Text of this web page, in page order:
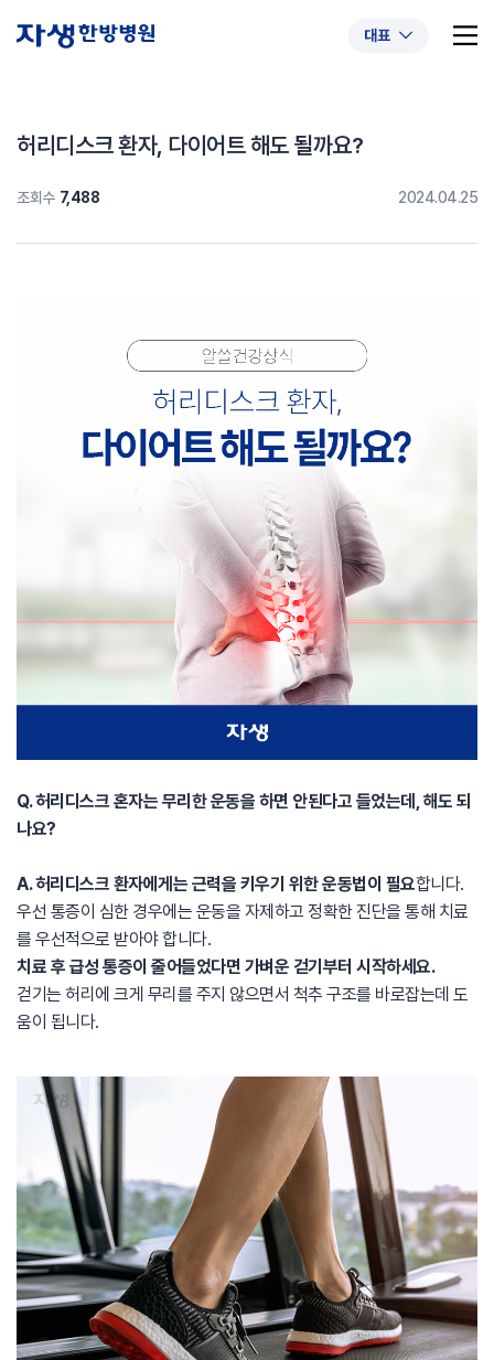
대표
추천 검색어
#교통사고후유증 #허리디스크 #목디스크
허리디스크 환자, 다이어트 해도 될까요?
조회수 7,488 2024.04.25
Q. 허리디스크 혼자는 무리한 운동을 하면 안된다고 들었는데, 해도 되
나요?
A. 허리디스크 환자에게는 근력을 키우기 위한 운동법이 필요합니다.
우선 통증이 심한 경우에는 운동을 자제하고 정확한 진단을 통해 치료
를 우선적으로 받아야 합니다.
치료 후 급성 통증이 줄어들었다면 가벼운 걷기부터 시작하세요.
걷기는 허리에 크게 무리를 주지 않으면서 척추 구조를 바로잡는데 도
움이 됩니다.